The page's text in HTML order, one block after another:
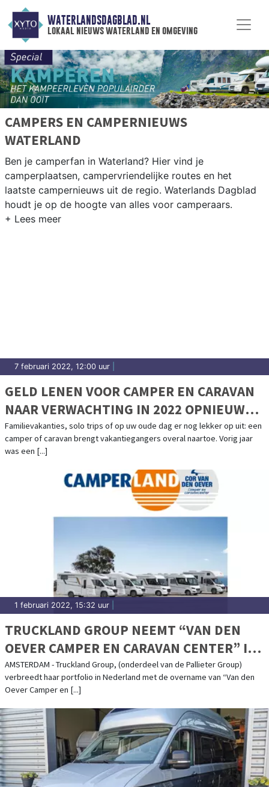
WATERLANDSDAGBLAD.NL
lokaal nieuws waterland en omgeving
CAMPERS EN CAMPERNIEUWS
WATERLAND
Ben je camperfan in Waterland? Hier vind je
camperplaatsen, campervriendelijke routes en het
laatste campernieuws uit de regio. Waterlands Dagblad
houdt je op de hoogte van alles voor camperaars.
7 februari 2022, 12:00 uur
GELD LENEN VOOR CAMPER EN CARAVAN
NAAR VERWACHTING IN 2022 OPNIEUW
POPULAIR
Familievakanties, solo trips of op uw oude dag er nog lekker op uit: een
camper of caravan brengt vakantiegangers overal naartoe. Vorig jaar
was een [...]
1 februari 2022, 15:32 uur
TRUCKLAND GROUP NEEMT “VAN DEN
OEVER CAMPER EN CARAVAN CENTER” IN
HERPEN OVER.
AMSTERDAM - Truckland Group, (onderdeel van de Pallieter Group)
verbreedt haar portfolio in Nederland met de overname van “Van den
Oever Camper en [...]